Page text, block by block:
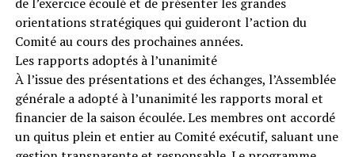
orientations stratégiques qui guideront l’action du
Comité au cours des prochaines années.
Les rapports adoptés à l’unanimité
À l’issue des présentations et des échanges, l’Assemblée
générale a adopté à l’unanimité les rapports moral et
financier de la saison écoulée. Les membres ont accordé
un quitus plein et entier au Comité exécutif, saluant une